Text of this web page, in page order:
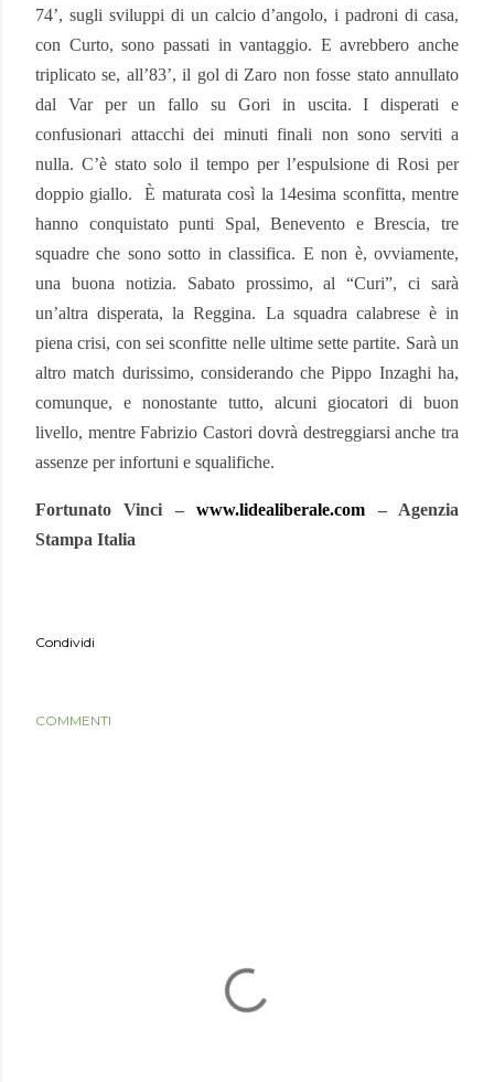
74’, sugli sviluppi di un calcio d’angolo, i padroni di casa,
con Curto, sono passati in vantaggio. E avrebbero anche
triplicato se, all’83’, il gol di Zaro non fosse stato annullato
dal Var per un fallo su Gori in uscita. I disperati e
confusionari attacchi dei minuti finali non sono serviti a
nulla. C’è stato solo il tempo per l’espulsione di Rosi per
doppio giallo.
È maturata così la 14esima sconfitta, mentre
hanno conquistato punti Spal, Benevento e Brescia, tre
squadre che sono sotto in classifica. E non è, ovviamente,
una buona notizia. Sabato prossimo, al “Curi”, ci sarà
un’altra disperata, la Reggina. La squadra calabrese è in
piena crisi, con sei sconfitte nelle ultime sette partite. Sarà un
altro match durissimo, considerando che Pippo Inzaghi ha,
comunque, e nonostante tutto, alcuni giocatori di buon
livello, mentre Fabrizio Castori dovrà destreggiarsi anche tra
assenze per infortuni e squalifiche.
Fortunato Vinci –www.lidealiberale.com – Agenzia
Stampa Italia
Condividi
COMMENTI